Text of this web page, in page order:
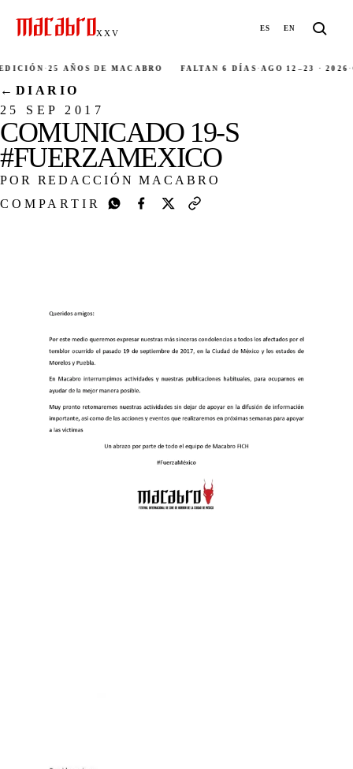
XXV ES EN
·25 AÑOS DE MACABRO FALTAN 6 DÍAS·AGO 12–23 · 2026·
← DIARIO
25 SEP 2017
COMUNICADO 19-S
#FUERZAMEXICO
POR REDACCIÓN MACABRO
COMPARTIR